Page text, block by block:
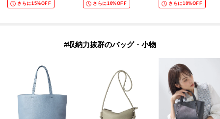
さらに15%OFF さらに10%OFF さらに10%OFF
#収納力抜群のバッグ・小物